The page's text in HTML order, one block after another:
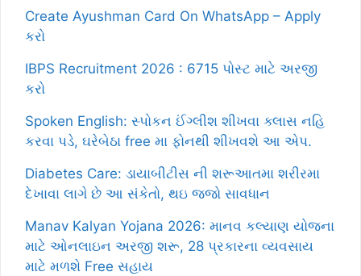
Create Ayushman Card On WhatsApp – Apply
કરો
IBPS Recruitment 2026 : 6715 પોસ્ટ માટે અરજી
કરો
Spoken English: સ્પોકન ઈંગ્લીશ શીખવા ક્લાસ નહિ
કરવા પડે, ઘરેબેઠા free મા ફોનથી શીખવશે આ એપ.
Diabetes Care: ડાયાબીટીસ ની શરૂઆતમા શરીરમા
દેખાવા લાગે છે આ સંકેતો, થઇ જજો સાવધાન
Manav Kalyan Yojana 2026: માનવ કલ્યાણ યોજના
માટે ઓનલાઇન અરજી શરૂ, 28 પ્રકારના વ્યવસાય
માટે મળશે Free સહાય